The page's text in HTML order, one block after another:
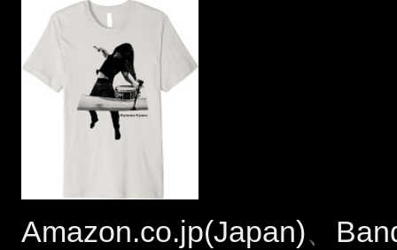
Amazon.co.jp(Japan)、